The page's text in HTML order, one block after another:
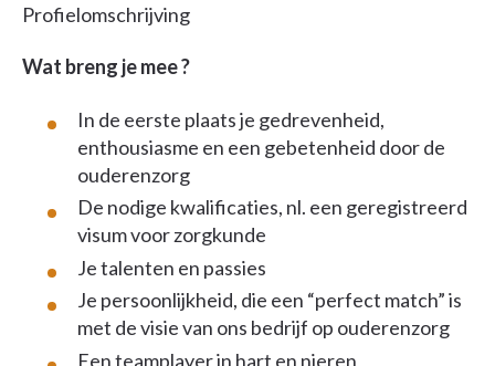
Profielomschrijving
Wat breng je mee ?
In de eerste plaats je gedrevenheid,
enthousiasme en een gebetenheid door de
ouderenzorg
De nodige kwalificaties, nl. een geregistreerd
visum voor zorgkunde
Je talenten en passies
Je persoonlijkheid, die een “perfect match” is
met de visie van ons bedrijf op ouderenzorg
Een teamplayer in hart en nieren